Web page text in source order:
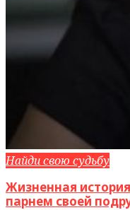
Найди свою судьбу
Жизненная
парнем своей